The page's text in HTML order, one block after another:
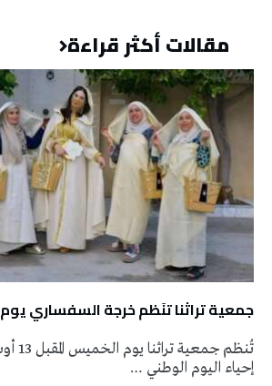
مقالات أكثر قراءة
جمعية تراثنا تنَظم خرجة السفساري يوم 13 أوت 2026
إحياء اليوم الوطني …